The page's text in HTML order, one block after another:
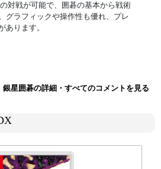
対戦が可能で、囲碁の基本から戦術
グラフィックや操作性も優れ、プレ
あります。
銀星囲碁の詳細・すべてのコメントを見る